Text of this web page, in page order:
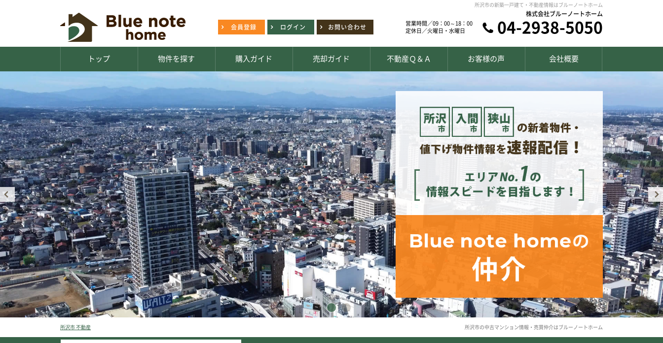
所沢市の新築一戸建て・不動産情報はブルーノートホーム
会員登録 ログイン お問い合わせ
営業時間／09：00～18：00
定休日／火曜日・水曜日
株式会社ブルーノートホーム
04-2938-5050
トップ 物件を探す 購入ガイド 売却ガイド 不動産Ｑ＆Ａ お客様の声 会社概要
所沢市 不動産 所沢市の中古マンション情報・売買仲介はブルーノートホーム